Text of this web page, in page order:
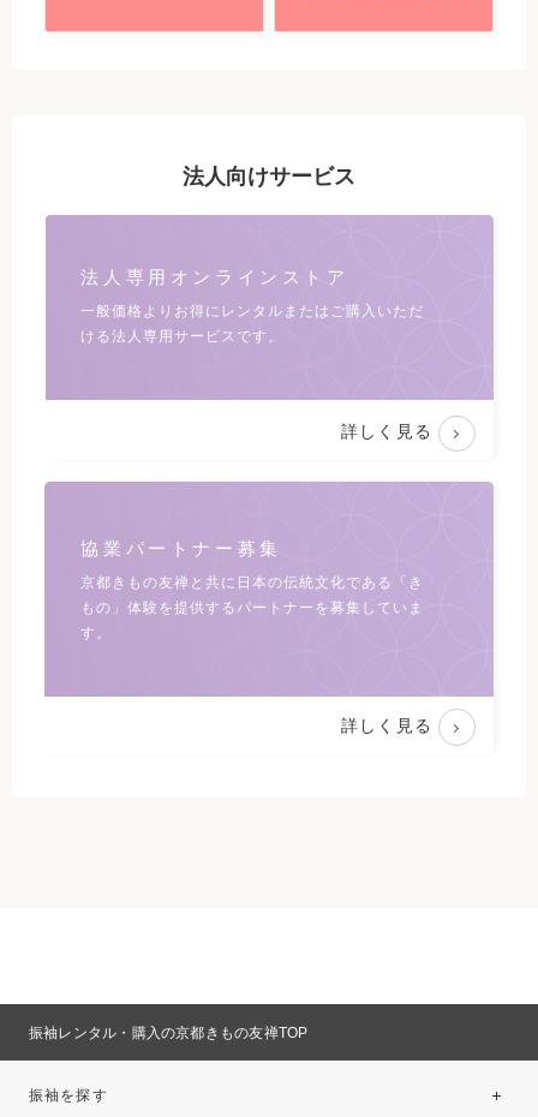
法人向けサービス
法人専用オンラインストア
一般価格よりお得にレンタルまたは ご購入いただ
ける法人専用サービスです。
詳しく見る
協業パートナー募集
京都きもの友禅と共に日本の伝統文化である
「き
もの」体験を提供するパートナーを募集していま
す。
詳しく見る
振袖レンタル・購入の京都きもの友禅TOP
振袖を探す